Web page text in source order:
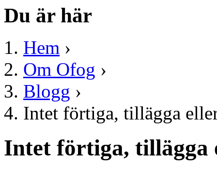
Du är här
Hem ›
Om Ofog ›
Blogg ›
Intet förtiga, tillägga
Intet förtiga, tillägga